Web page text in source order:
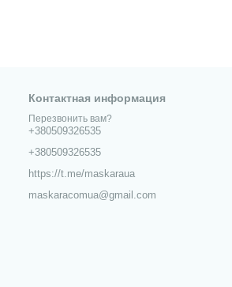
Контактная информация
Перезвонить вам?
+380509326535
+380509326535
https://t.me/maskaraua
maskaracomua@gmail.com